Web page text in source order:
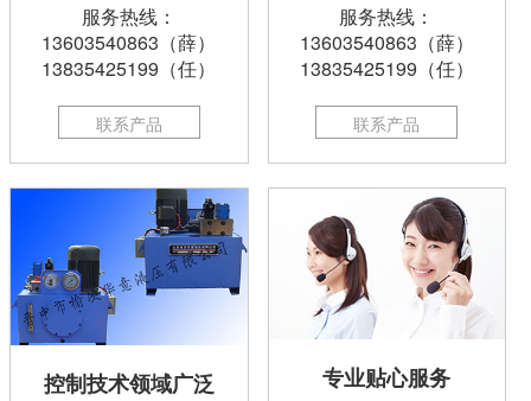
服务热线：
13603540863（薛）
13835425199（任）
联系产品
服务热线：
13603540863（薛）
13835425199（任）
联系产品
控制技术领域广泛 专业贴心服务